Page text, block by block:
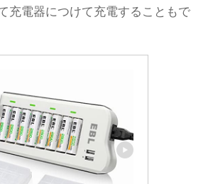
充電器につけて充電することもで